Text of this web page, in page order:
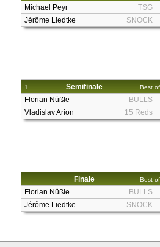
Michael Peyr
TSG
Jérôme Liedtke
SNOCK
1 Semifinale Best
Florian Nüßle
BULLS
Vladislav Arion
15 Reds
Finale Best
Florian Nüßle
BULLS
Jérôme Liedtke
SNOCK